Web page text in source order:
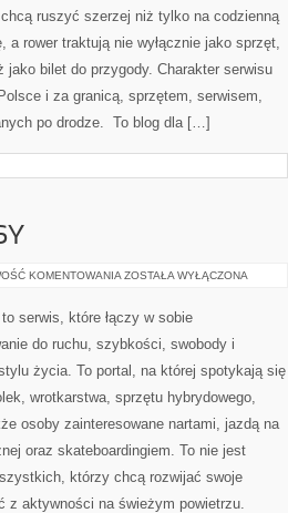
ruszyć szerzej niż tylko na codzienną
a rower traktują nie wyłącznie jako sprzęt,
jako bilet do przygody. Charakter serwisu
i za granicą, sprzętem, serwisem,
po drodze. To blog dla […]
KOMENTOWANIA MIEJSCA
TRASY
ZOSTAŁA WYŁĄCZONA
serwis, które łączy w sobie
do ruchu, szybkości, swobody i
życia. To portal, na której spotykają się
wrotkarstwa, sprzętu hybrydowego,
osoby zainteresowane nartami, jazdą na
oraz skateboardingiem. To nie jest
którzy chcą rozwijać swoje
z aktywności na świeżym powietrzu.